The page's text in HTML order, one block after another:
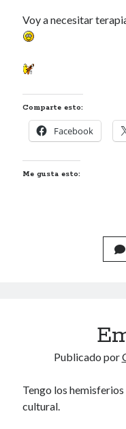
40 des astres
Un recuerdo especial al
IBSN: Número de
Voy a necesitar
Comparte esto:
Facebook
Me gusta esto:
Publicado por
Tengo los
cultural.